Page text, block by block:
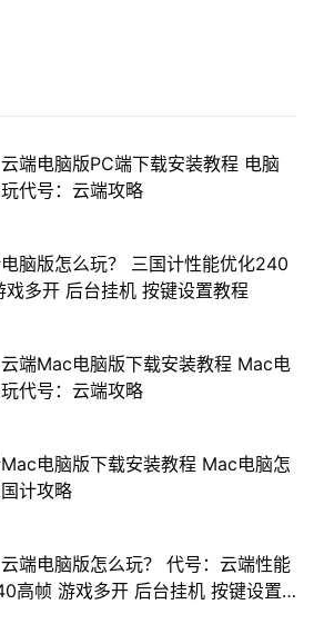
端电脑版PC端下载安装教程 电脑
代号：云端攻略
脑版怎么玩？ 三国计性能优化240
戏多开 后台挂机 按键设置教程
端Mac电脑版下载安装教程 Mac电
代号：云端攻略
电脑版下载安装教程 Mac电脑怎
计攻略
端电脑版怎么玩？ 代号：云端性能
高帧 游戏多开 后台挂机 按键设置